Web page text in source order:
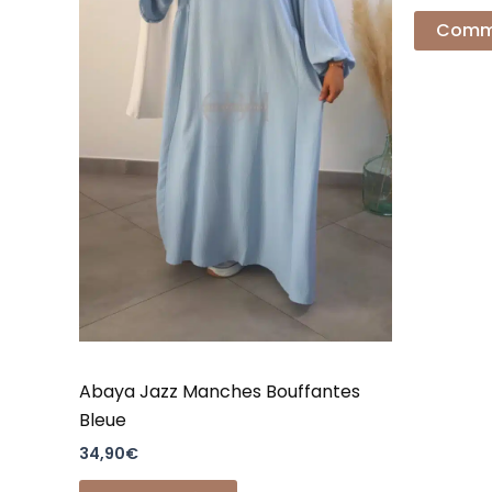
Abaya Jazz Manches Bouffantes
Bleue
34,90€